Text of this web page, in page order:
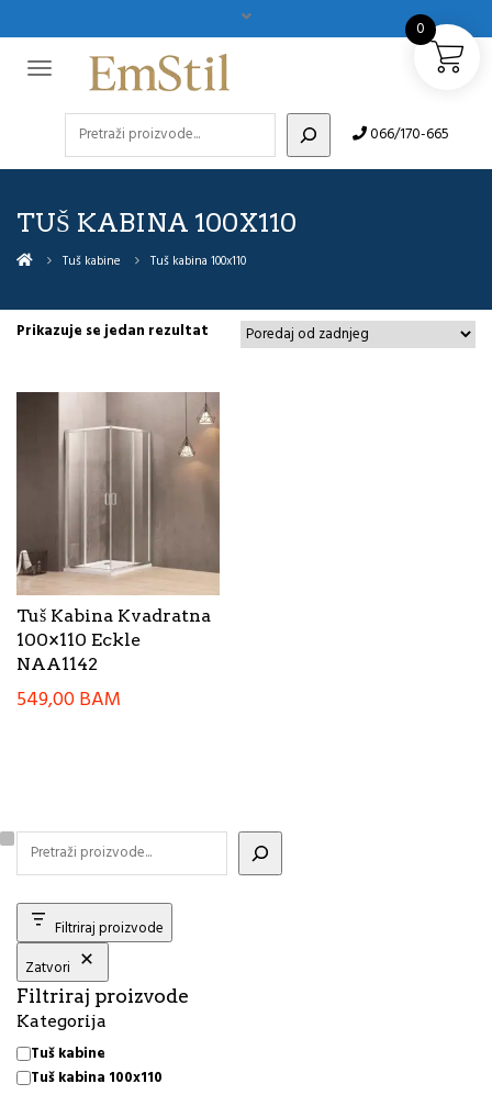
066/170-665
TUŠ KABINA 100X110
Tuš kabine Tuš kabina 100x110
Prikazuje se jedan rezultat
Tuš Kabina Kvadratna
100×110 Eckle
NAA1142
549,00BAM
Filtriraj proizvode
Zatvori
Filtriraj proizvode
Kategorija
Kategorija
Tuš kabine
Tuš kabina 100x110
0